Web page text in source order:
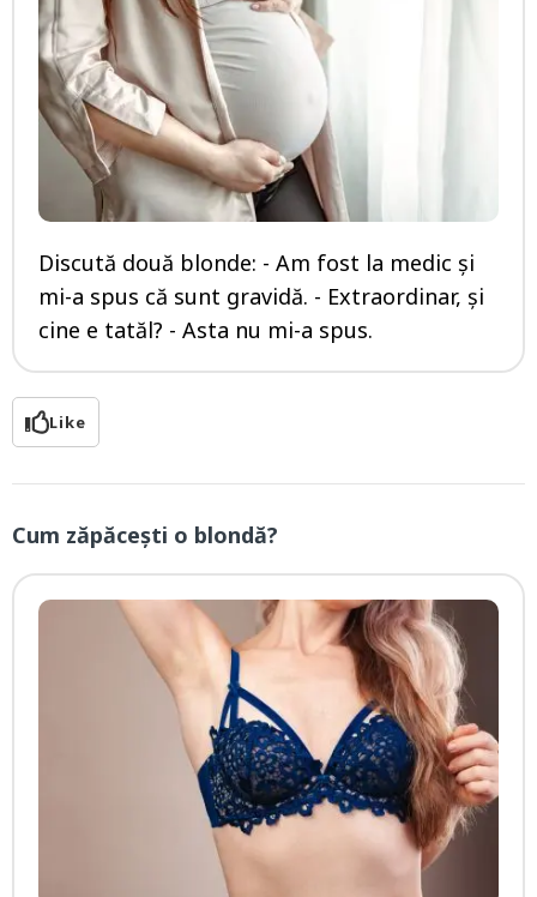
Discută două blonde: - Am fost la medic și
mi-a spus că sunt gravidă. - Extraordinar, și
cine e tatăl? - Asta nu mi-a spus.
Like
Cum zăpăcești o blondă?